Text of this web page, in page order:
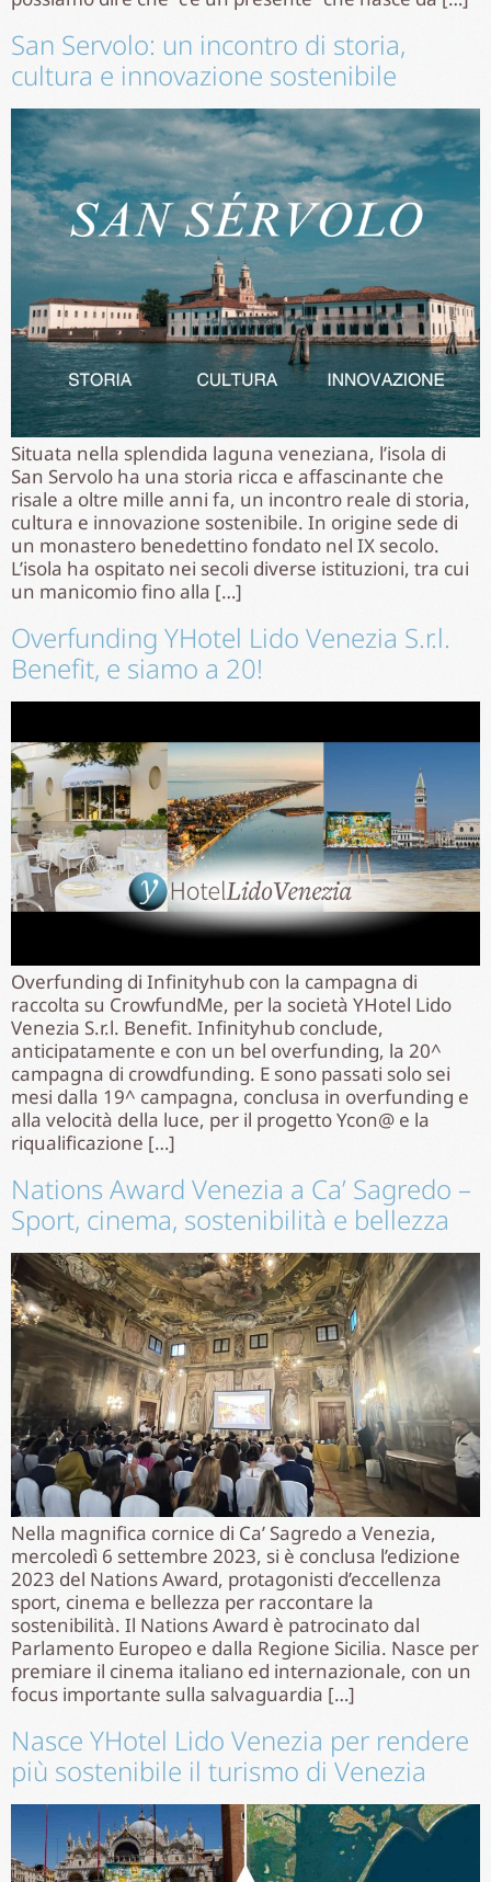
San Servolo: un incontro di storia,
cultura e innovazione sostenibile
Situata nella splendida laguna veneziana, l’isola di
San Servolo ha una storia ricca e affascinante che
risale a oltre mille anni fa, un incontro reale di storia,
cultura e innovazione sostenibile. In origine sede di
un monastero benedettino fondato nel IX secolo.
L’isola ha ospitato nei secoli diverse istituzioni, tra cui
un manicomio fino alla […]
Overfunding YHotel Lido Venezia S.r.l.
Benefit, e siamo a 20!
Overfunding di Infinityhub con la campagna di
raccolta su CrowfundMe, per la società YHotel Lido
Venezia S.r.l. Benefit. Infinityhub conclude,
anticipatamente e con un bel overfunding, la 20^
campagna di crowdfunding. E sono passati solo sei
mesi dalla 19^ campagna, conclusa in overfunding e
alla velocità della luce, per il progetto Ycon@ e la
riqualificazione […]
Nations Award Venezia a Ca’ Sagredo –
Sport, cinema, sostenibilità e bellezza
Nella magnifica cornice di Ca’ Sagredo a Venezia,
mercoledì 6 settembre 2023, si è conclusa l’edizione
2023 del Nations Award, protagonisti d’eccellenza
sport, cinema e bellezza per raccontare la
sostenibilità. Il Nations Award è patrocinato dal
Parlamento Europeo e dalla Regione Sicilia. Nasce per
premiare il cinema italiano ed internazionale, con un
focus importante sulla salvaguardia […]
Nasce YHotel Lido Venezia per rendere
più sostenibile il turismo di Venezia